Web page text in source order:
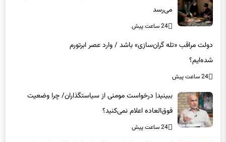
می‌رسد
24 ساعت پیش
دولت مراقب «تله گران‌سازی» باشد / وارد عصر ابرتورم
شده‌ایم؟
24 ساعت پیش
ببینید| درخواست مومنی از سیاستگذاران/ چرا وضعیت
فوق‌العاده اعلام نمی‌کنید؟
24 ساعت پیش